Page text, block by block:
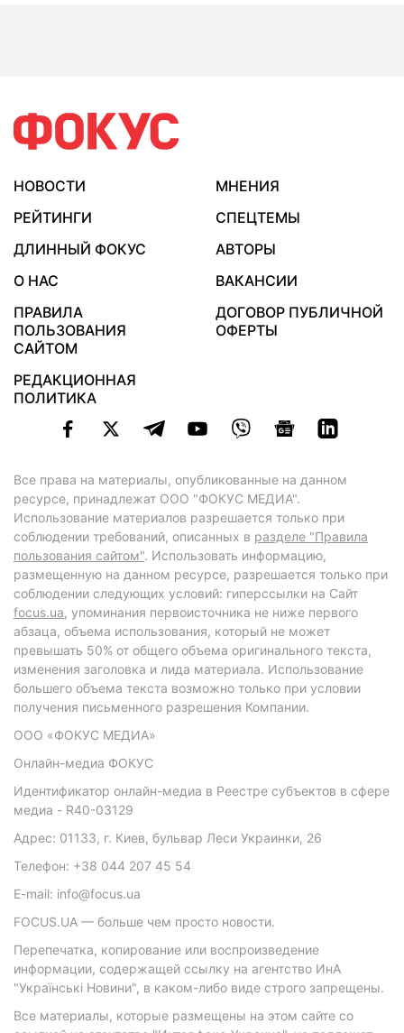
НОВОСТИ
МНЕНИЯ
РЕЙТИНГИ
СПЕЦТЕМЫ
ДЛИННЫЙ ФОКУС
АВТОРЫ
О НАС
ВАКАНСИИ
ПРАВИЛА
ПОЛЬЗОВАНИЯ
САЙТОМ
ДОГОВОР ПУБЛИЧНОЙ
ОФЕРТЫ
РЕДАКЦИОННАЯ
ПОЛИТИКА
Все права на материалы, опубликованные на данном
ресурсе, принадлежат ООО "ФОКУС МЕДИА".
Использование материалов разрешается только при
соблюдении требований, описанных в разделе "Правила
пользования сайтом". Использовать информацию,
размещенную на данном ресурсе, разрешается только при
соблюдении следующих условий: гиперссылки на Сайт
focus.ua, упоминания первоисточника не ниже первого
абзаца, объема использования, который не может
превышать 50% от общего объема оригинального текста,
изменения заголовка и лида материала. Использование
большего объема текста возможно только при условии
получения письменного разрешения Компании.
ООО «ФОКУС МЕДИА»
Онлайн-медиа ФОКУС
Идентификатор онлайн-медиа в Реестре субъектов в сфере
медиа - R40-03129
Адрес: 01133, г. Киев, бульвар Леси Украинки, 26
Телефон: +38 044 207 45 54
E-mail: info@focus.ua
FOCUS.UA — больше чем просто новости.
Перепечатка, копирование или воспроизведение
информации, содержащей ссылку на агентство ИнА
"Українські Новини", в каком-либо виде строго запрещены.
Все материалы, которые размещены на этом сайте со